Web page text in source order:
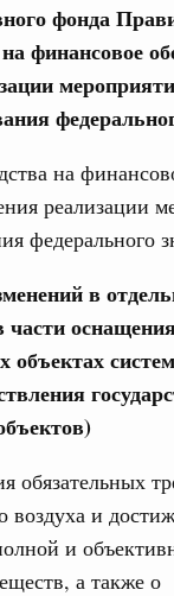
фонда
финансовое
на
реализации
федерального
в
объектах
обязательных
воздуха и
и
а также о